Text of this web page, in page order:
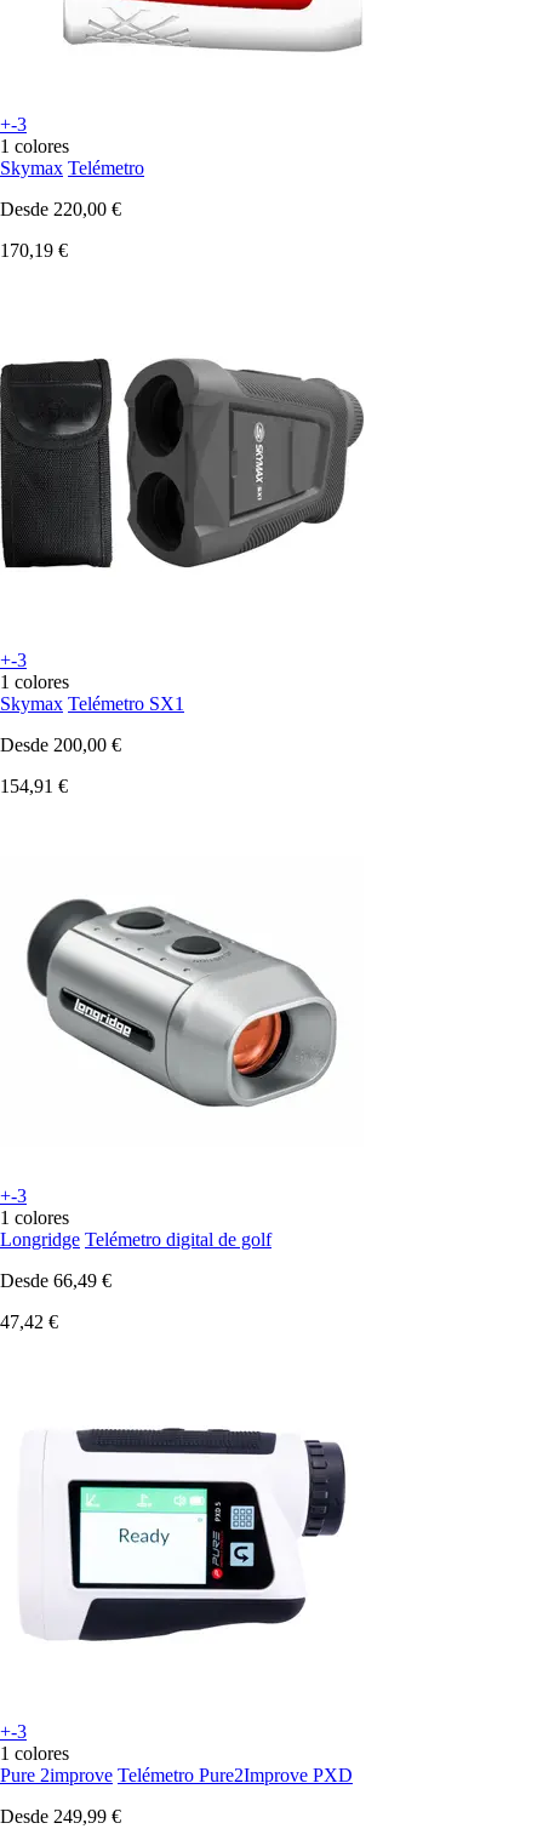
+-3
1 colores
Skymax Telémetro
Desde 220,00 €
170,19 €
+-3
1 colores
Skymax Telémetro SX1
Desde 200,00 €
154,91 €
+-3
1 colores
Longridge Telémetro digital de golf
Desde 66,49 €
47,42 €
+-3
1 colores
Pure 2improve Telémetro Pure2Improve PXD
Desde 249,99 €